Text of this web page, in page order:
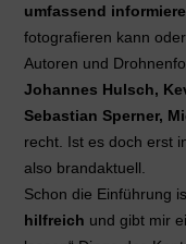
umfassend
fotografieren kann
Autoren und
Johannes Hulsch,
Sebastian Sperner,
recht. Ist es doch erst
also brandaktuell.
Schon die Einführung
hilfreich und gibt mir